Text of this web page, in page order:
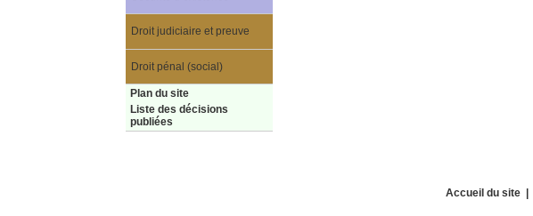
Droit judiciaire et preuve
Droit pénal (social)
Plan du site
Liste des décisions
publiées
Accueil du site|